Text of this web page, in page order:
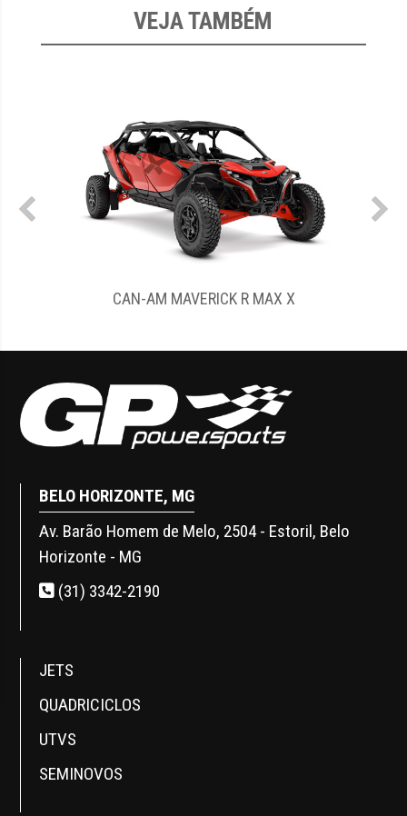
VEJA TAMBÉM
CAN-AM MAVERICK R MAX X
BELO HORIZONTE, MG
Av. Barão Homem de Melo, 2504 - Estoril, Belo
Horizonte - MG
(31) 3342-2190
JETS
QUADRICICLOS
UTVS
SEMINOVOS